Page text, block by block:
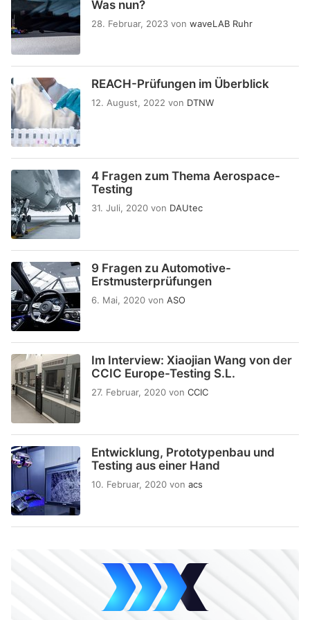
Was nun?
28. Februar, 2023 von waveLAB Ruhr
REACH-Prüfungen im Überblick
12. August, 2022 von DTNW
4 Fragen zum Thema Aerospace-
Testing
31. Juli, 2020 von DAUtec
9 Fragen zu Automotive-
Erstmusterprüfungen
6. Mai, 2020 von ASO
Im Interview: Xiaojian Wang von der
CCIC Europe-Testing S.L.
27. Februar, 2020 von CCIC
Entwicklung, Prototypenbau und
Testing aus einer Hand
10. Februar, 2020 von acs